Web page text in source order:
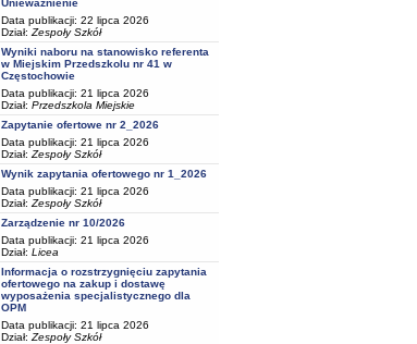
Unieważnienie
Data publikacji: 22 lipca 2026
Dział: Zespoły Szkół
Wyniki naboru na stanowisko referenta
w Miejskim Przedszkolu nr 41 w
Częstochowie
Data publikacji: 21 lipca 2026
Dział: Przedszkola Miejskie
Zapytanie ofertowe nr 2_2026
Data publikacji: 21 lipca 2026
Dział: Zespoły Szkół
Wynik zapytania ofertowego nr 1_2026
Data publikacji: 21 lipca 2026
Dział: Zespoły Szkół
Zarządzenie nr 10/2026
Data publikacji: 21 lipca 2026
Dział: Licea
Informacja o rozstrzygnięciu zapytania
ofertowego na zakup i dostawę
wyposażenia specjalistycznego dla
OPM
Data publikacji: 21 lipca 2026
Dział: Zespoły Szkół